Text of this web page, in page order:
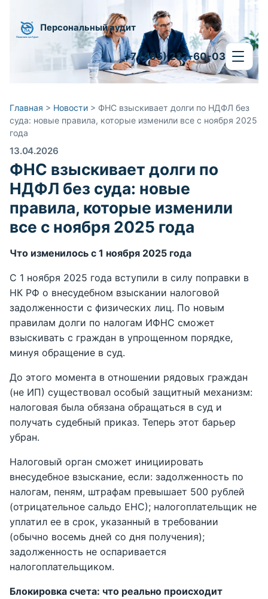
Персональный аудит
+7 (495) 287-60-03
Главная > Новости > ФНС взыскивает долги по НДФЛ без
суда: новые правила, которые изменили все с ноября 2025
года
13.04.2026
ФНС взыскивает долги по
НДФЛ без суда: новые
правила, которые изменили
все с ноября 2025 года
Что изменилось с 1 ноября 2025 года
С 1 ноября 2025 года вступили в силу поправки в
НК РФ о внесудебном взыскании налоговой
задолженности с физических лиц. По новым
правилам долги по налогам ИФНС сможет
взыскивать с граждан в упрощенном порядке,
минуя обращение в суд.
До этого момента в отношении рядовых граждан
(не ИП) существовал особый защитный механизм:
налоговая была обязана обращаться в суд и
получать судебный приказ. Теперь этот барьер
убран.
Налоговый орган сможет инициировать
внесудебное взыскание, если: задолженность по
налогам, пеням, штрафам превышает 500 рублей
(отрицательное сальдо ЕНС); налогоплательщик не
уплатил ее в срок, указанный в требовании
(обычно восемь дней со дня получения);
задолженность не оспаривается
налогоплательщиком.
Блокировка счета: что реально происходит